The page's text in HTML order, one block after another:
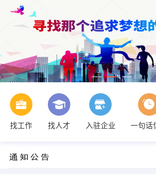
找工作 找人才 入驻企业 一句话